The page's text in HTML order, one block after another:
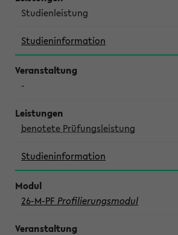
Studienleistung
Studieninformation
-
benotete Prüfungsleistung
Studieninformation
26-M-PF Profilierungsmodul